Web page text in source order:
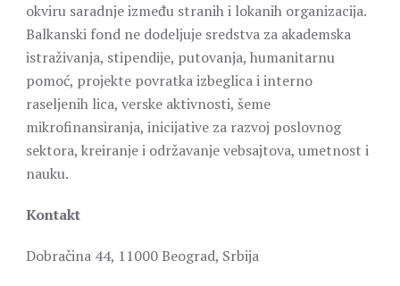
okviru saradnje između stranih i lokanih organizacija.
Balkanski fond ne dodeljuje sredstva za akademska
istraživanja, stipendije, putovanja, humanitarnu
pomoć, projekte povratka izbeglica i interno
raseljenih lica, verske aktivnosti, šeme
mikrofinansiranja, inicijative za razvoj poslovnog
sektora, kreiranje i održavanje vebsajtova, umetnost i
nauku.
Kontakt
Dobračina 44, 11000 Beograd, Srbija